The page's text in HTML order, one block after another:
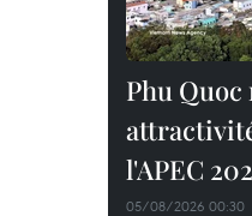
Phu
l'APEC
05/08/2026 00:30